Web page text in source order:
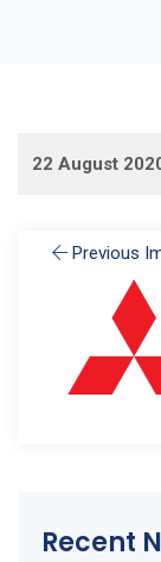
22 August
Previous
Recent